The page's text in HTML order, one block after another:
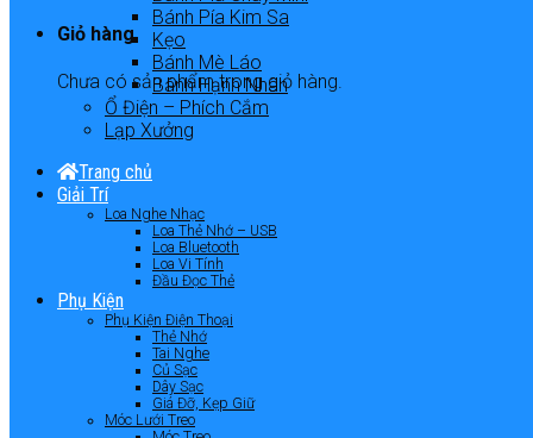
Giỏ hàng
Chưa có sản phẩm trong giỏ hàng.
Bánh Pía Kim Sa
Kẹo
Bánh Mè Láo
Bánh Hạnh Nhân
Ổ Điện – Phích Cắm
Lạp Xưởng
Trang chủ
Giải Trí
Loa Nghe Nhạc
Loa Thẻ Nhớ – USB
Loa Bluetooth
Loa Vi Tính
Đầu Đọc Thẻ
Phụ Kiện
Phụ Kiện Điện Thoại
Thẻ Nhớ
Tai Nghe
Củ Sạc
Dây Sạc
Giá Đỡ, Kẹp Giữ
Móc Lưới Treo